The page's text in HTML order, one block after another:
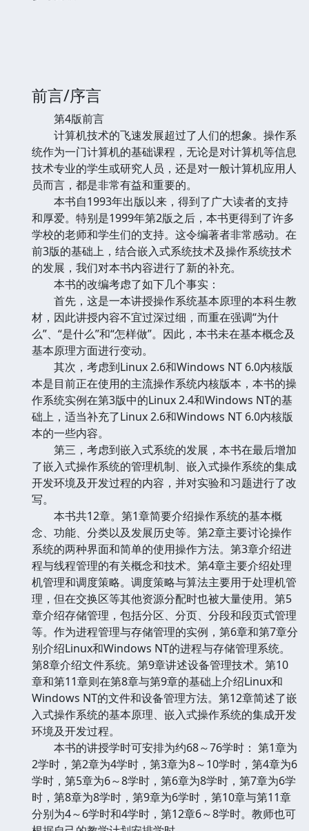
前言/序言
第4版前言
计算机技术的飞速发展超过了人们的想象。操作系
统作为一门计算机的基础课程，无论是对计算机等信息
技术专业的学生或研究人员，还是对一般计算机应用人
员而言，都是非常有益和重要的。
本书自1993年出版以来，得到了广大读者的支持
和厚爱。特别是1999年第2版之后，本书更得到了许多
学校的老师和学生们的支持。这令编著者非常感动。在
前3版的基础上，结合嵌入式系统技术及操作系统技术
的发展，我们对本书内容进行了新的补充。
本书的改编考虑了如下几个事实：
首先，这是一本讲授操作系统基本原理的本科生教
材，因此讲授内容不宜过深过细，而重在强调“为什
么”、“是什么”和“怎样做”。因此，本书未在基本概念及
基本原理方面进行变动。
其次，考虑到Linux 2.6和Windows NT 6.0内核版
本是目前正在使用的主流操作系统内核版本，本书的操
作系统实例在第3版中的Linux 2.4和Windows NT的基
础上，适当补充了Linux 2.6和Windows NT 6.0内核版
本的一些内容。
第三，考虑到嵌入式系统的发展，本书在最后增加
了嵌入式操作系统的管理机制、嵌入式操作系统的集成
开发环境及开发过程的内容，并对实验和习题进行了改
写。
本书共12章。第1章简要介绍操作系统的基本概
念、功能、分类以及发展历史等。第2章主要讨论操作
系统的两种界面和简单的使用操作方法。第3章介绍进
程与线程管理的有关概念和技术。第4章主要介绍处理
机管理和调度策略。调度策略与算法主要用于处理机管
理，但在交换区等其他资源分配时也被大量使用。第5
章介绍存储管理，包括分区、分页、分段和段页式管理
等。作为进程管理与存储管理的实例，第6章和第7章分
别介绍Linux和Windows NT的进程与存储管理系统。
第8章介绍文件系统。第9章讲述设备管理技术。第10
章和第11章则在第8章与第9章的基础上介绍Linux和
Windows NT的文件和设备管理方法。第12章简述了嵌
入式操作系统的基本原理、嵌入式操作系统的集成开发
环境及开发过程。
本书的讲授学时可安排为约68～76学时： 第1章为
2学时，第2章为4学时，第3章为8～10学时，第4章为6
学时，第5章为6～8学时，第6章为8学时，第7章为6学
时，第8章为8学时，第9章为6学时，第10章与第11章
分别为4～6学时和4学时，第12章6～8学时。教师也可